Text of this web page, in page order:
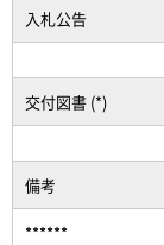
入札公告
交付図書 (*)
備考
******